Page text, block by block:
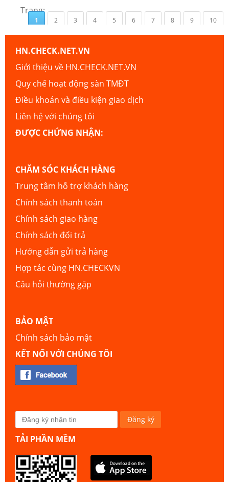
Trang:
1 2 3 4 5 6 7 8 9 10
HN.CHECK.NET.VN
Giới thiệu về HN.CHECK.NET.VN
Quy chế hoạt động sàn TMĐT
Điều khoản và điều kiện giao dịch
Liên hệ với chúng tôi
ĐƯỢC CHỨNG NHẬN:
CHĂM SÓC KHÁCH HÀNG
Trung tâm hỗ trợ khách hàng
Chính sách thanh toán
Chính sách giao hàng
Chính sách đổi trả
Hướng dẫn gửi trả hàng
Hợp tác cùng HN.CHECKVN
Câu hỏi thường gặp
BẢO MẬT
Chính sách bảo mật
KẾT NỐI VỚI CHÚNG TÔI
TẢI PHẦN MỀM